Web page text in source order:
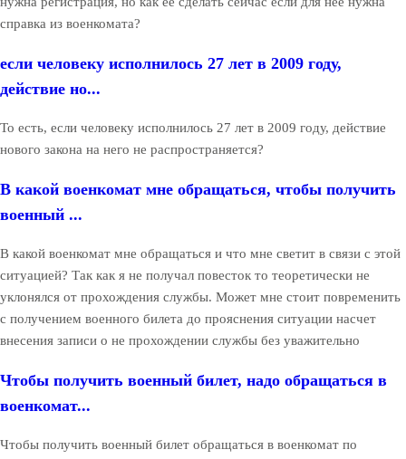
справка из военкомата?
если человеку исполнилось 27 лет в 2009 году,
действие но...
То есть, если человеку исполнилось 27 лет в 2009 году, действие
нового закона на него не распространяется?
В какой военкомат мне обращаться, чтобы получить
военный ...
В какой военкомат мне обращаться и что мне светит в связи с этой
ситуацией? Так как я не получал повесток то теоретически не
уклонялся от прохождения службы. Может мне стоит повременить
с получением военного билета до прояснения ситуации насчет
внесения записи о не прохождении службы без уважительно
Чтобы получить военный билет, надо обращаться в
военкомат...
Чтобы получить военный билет обращаться в военкомат по